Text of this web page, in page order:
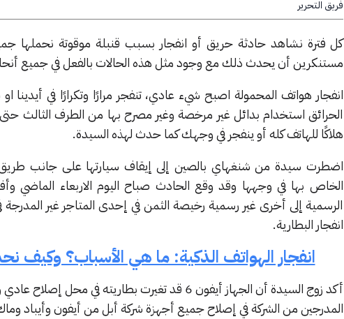
فريق التحرير
كل فترة نشاهد حادثة حريق أو انفجار بسبب قنبلة موقوتة نحملها
مستنكرين أن يحدث ذلك مع وجود مثل هذه الحالات بالفعل في جميع
انفجار هواتف المحمولة اصبح شيء عادي، تنفجر مرارًا وتكرارًا في أيدينا
الحرائق استخدام بدائل غير مرخصة وغير مصرح بها من الطرف الثالث
هلاكًا للهاتف كله أو ينفجر في وجهك كما حدث لهذه السيدة.
الخاص بها في وجهها وقد وقع الحادث صباح اليوم الاربعاء الماضي
الرسمية إلى أخرى غير رسمية رخيصة الثمن في إحدى المتاجر غير
انفجار البطارية.
انفجار الهواتف الذكية: ما هي الأسباب؟ وكيف
أكد زوج السيدة أن الجهاز أيفون 6 قد تغيرت بطاريته
المدرجين من الشركة في إصلاح جميع أجهزة شركة أبل من أيفون وأيباد